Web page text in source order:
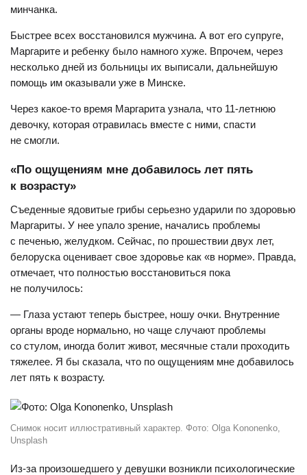
минчанка.
Быстрее всех восстановился мужчина. А вот его супруге,
Маргарите и ребенку было намного хуже. Впрочем, через
несколько дней из больницы их выписали, дальнейшую
помощь им оказывали уже в Минске.
Через какое-то время Маргарита узнала, что 11-летнюю
девочку, которая отравилась вместе с ними, спасти
не смогли.
«По ощущениям мне добавилось лет пять
к возрасту»
Съеденные ядовитые грибы серьезно ударили по здоровью
Маргариты. У нее упало зрение, начались проблемы
с печенью, желудком. Сейчас, по прошествии двух лет,
белоруска оценивает свое здоровье как «в норме». Правда,
отмечает, что полностью восстановиться пока
не получилось:
— Глаза устают теперь быстрее, ношу очки. Внутренние
органы вроде нормально, но чаще случают проблемы
со стулом, иногда болит живот, месячные стали проходить
тяжелее. Я бы сказала, что по ощущениям мне добавилось
лет пять к возрасту.
Снимок носит иллюстративный характер. Фото: Olga Kononenko,
Unsplash
Из-за произошедшего у девушки возникли психологические